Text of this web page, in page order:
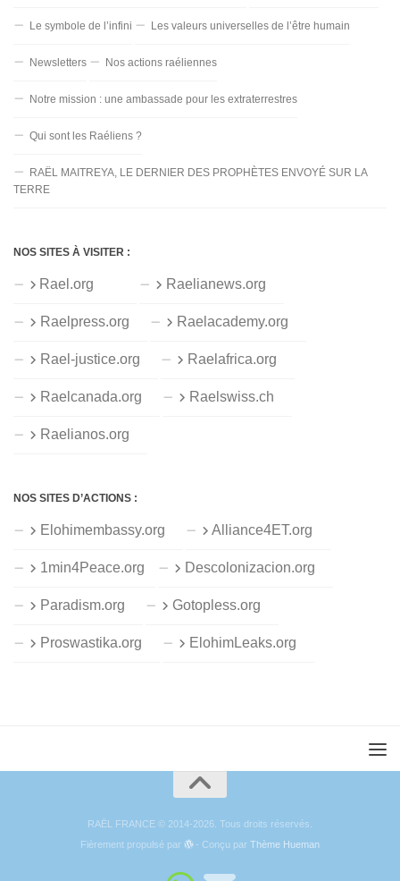
Le symbole de l’infini Les valeurs universelles de l’être humain
Newsletters Nos actions raéliennes
Notre mission : une ambassade pour les extraterrestres
Qui sont les Raéliens ?
RAËL MAITREYA, LE DERNIER DES PROPHÈTES ENVOYÉ SUR LA
TERRE
NOS SITES À VISITER :
Rael.org Raelianews.org
Raelpress.org Raelacademy.org
Rael-justice.org Raelafrica.org
Raelcanada.org Raelswiss.ch
Raelianos.org
NOS SITES D’ACTIONS :
Elohimembassy.org Alliance4ET.org
1min4Peace.org Descolonizacion.org
Paradism.org Gotopless.org
Proswastika.org ElohimLeaks.org
RAËL FRANCE © 2014-2026. Tous droits réservés.
Fièrement propulsé par
- Conçu parThème Hueman